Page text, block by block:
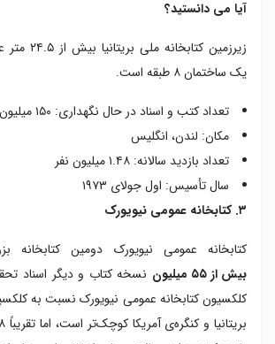
آیا می دانستید؟
زیرزمین
یک ساختمان ۸ طبقه است.
تعداد کتب و اسناد در حال نگهداری: ۱۵۰ میلیون
مکان: لندن، انگلیس
تعداد بازدید سالانه: ۱.۴۸ میلیون نفر
سال تأسیس: اول جولای ۱۹۷۳
۳. کتابخانه عمومی نیویورک
کتابخانه عمومی نیویورک دومین کتابخانه‌
بیش از ۵۵ میلیون
نسخه کتاب و دیگر اسناد
کلکسیون کتابخانه عمومی نیویورک نسبت به